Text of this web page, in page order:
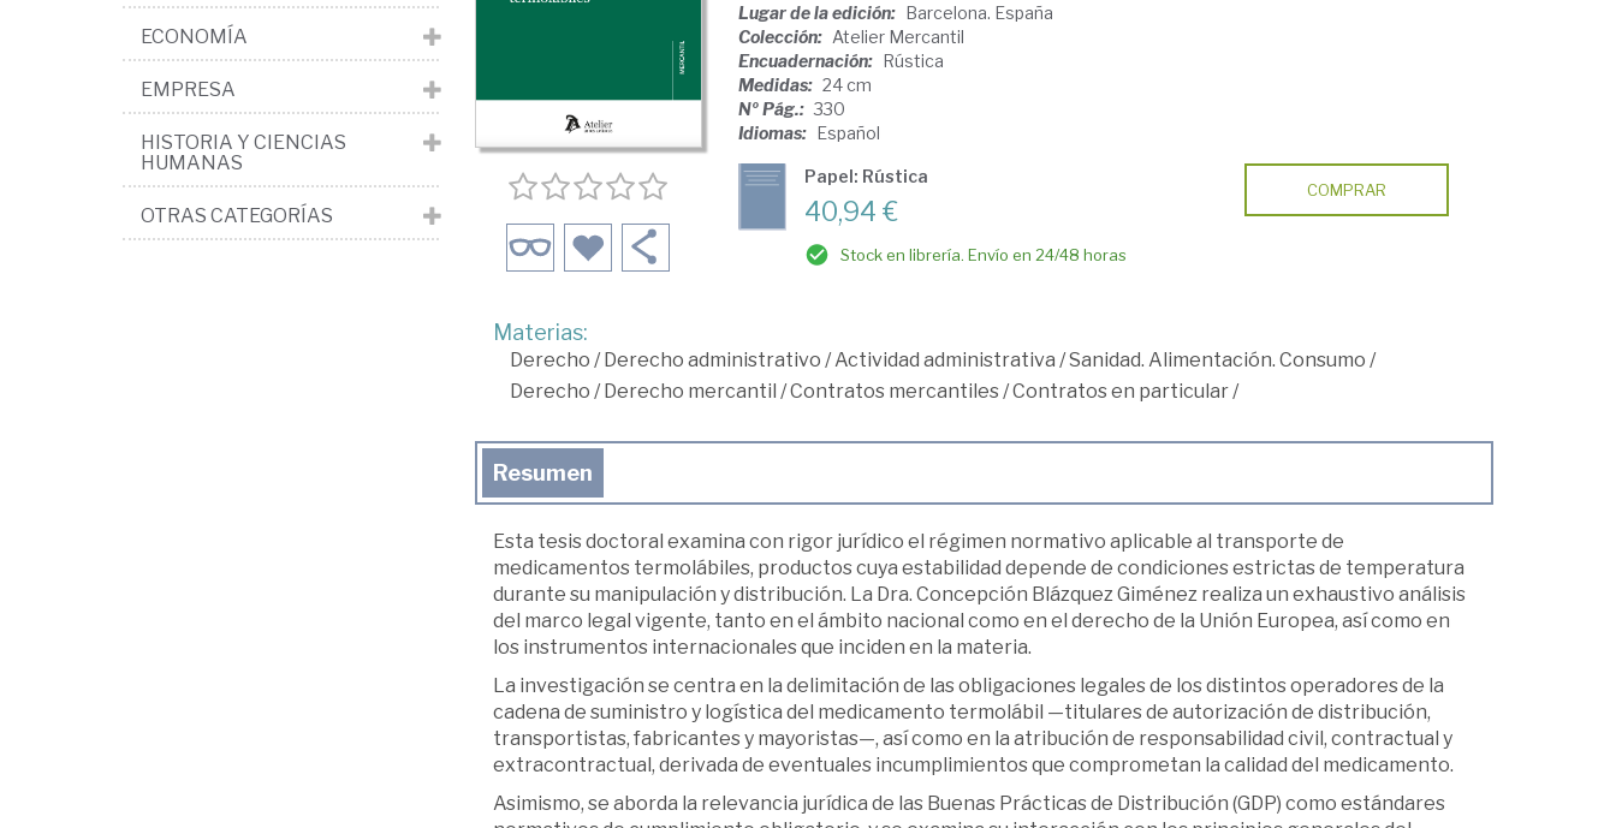
Lugar de la edición: Barcelona. España
Colección: Atelier Mercantil
Encuadernación: Rústica
Medidas: 24 cm
Nº Pág.: 330
Idiomas: Español
Papel: Rústica
40,94 €
Stock en librería. Envío en 24/48 horas
COMPRAR
Materias:
Derecho /Derecho administrativo /Actividad administrativa /Sanidad. Alimentación. Consumo /
Derecho /Derecho mercantil /Contratos mercantiles/Contratos en particular/
Resumen
Esta tesis doctoral examina con rigor jurídico el régimen normativo aplicable al transporte de
medicamentos termolábiles, productos cuya estabilidad depende de condiciones estrictas de temperatura
durante su manipulación y distribución. La Dra. Concepción Blázquez Giménez realiza un exhaustivo análisis
del marco legal vigente, tanto en el ámbito nacional como en el derecho de la Unión Europea, así como en
los instrumentos internacionales que inciden en la materia.
La investigación se centra en la delimitación de las obligaciones legales de los distintos operadores de la
cadena de suministro y logística del medicamento termolábil —titulares de autorización de distribución,
transportistas, fabricantes y mayoristas—, así como en la atribución de responsabilidad civil, contractual y
extracontractual, derivada de eventuales incumplimientos que comprometan la calidad del medicamento.
Asimismo, se aborda la relevancia jurídica de las Buenas Prácticas de Distribución (GDP) como estándares
ECONOMÍA
EMPRESA
HISTORIA Y CIENCIAS
HUMANAS
OTRAS CATEGORÍAS